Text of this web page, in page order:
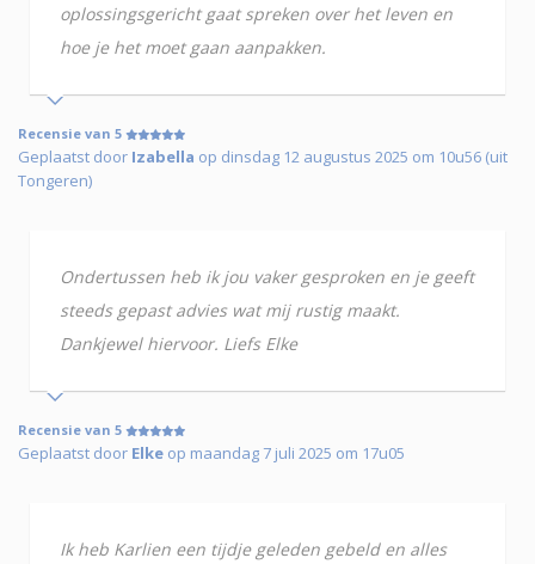
oplossingsgericht gaat spreken over het leven en
hoe je het moet gaan aanpakken.
Recensie van 5
Geplaatst door Izabella op dinsdag 12 augustus 2025 om 10u56 (uit
Tongeren)
Ondertussen heb ik jou vaker gesproken en je geeft
steeds gepast advies wat mij rustig maakt.
Dankjewel hiervoor. Liefs Elke
Recensie van 5
Geplaatst door Elke op maandag 7 juli 2025 om 17u05
Ik heb Karlien een tijdje geleden gebeld en alles